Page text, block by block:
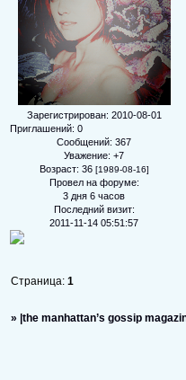
Зарегистрирован: 2010-08-01
Приглашений: 0
Сообщений: 367
Уважение: +7
Возраст: 36 [1989-08-16]
Провел на форуме:
3 дня 6 часов
Последний визит:
2011-11-14 05:51:57
Страница:1
» |the manhattan’s gossip